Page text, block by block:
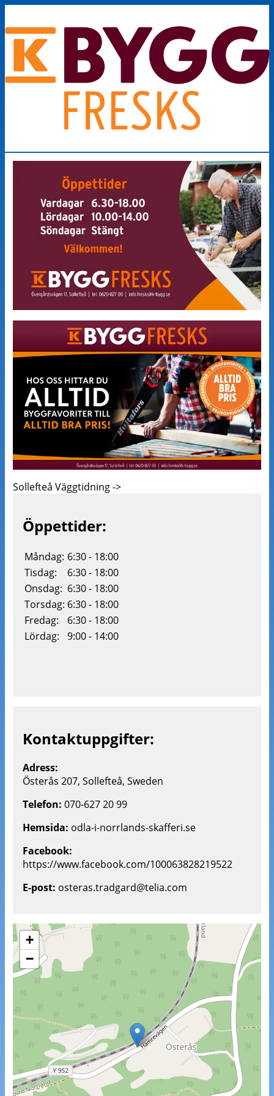
Sollefteå Väggtidning ->
Öppettider:
Måndag: 6:30 - 18:00
Tisdag:
6:30 - 18:00
Onsdag: 6:30 - 18:00
Torsdag: 6:30 - 18:00
Fredag:
6:30 - 18:00
Lördag:
9:00 - 14:00
Kontaktuppgifter:
Adress:
Österås 207, Sollefteå, Sweden
Telefon: 070-627 20 99
Hemsida: odla-i-norrlands-skafferi.se
Facebook:
https://www.facebook.com/100063828219522
E-post: osteras.tradgard@telia.com
+
−